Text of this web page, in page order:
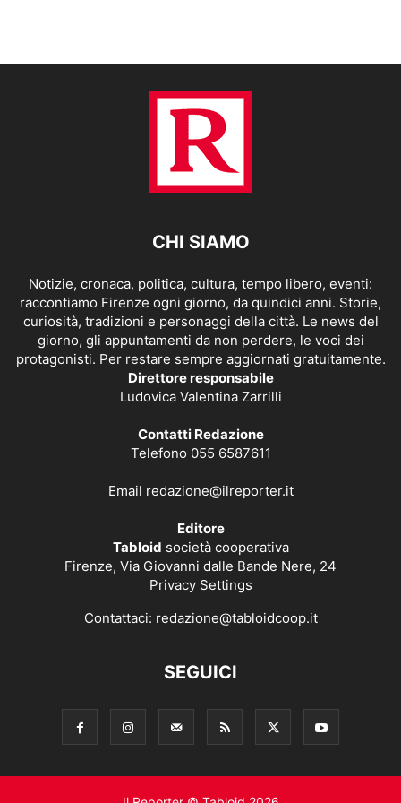
CHI SIAMO
Notizie, cronaca, politica, cultura, tempo libero, eventi:
raccontiamo Firenze ogni giorno, da quindici anni. Storie,
curiosità, tradizioni e personaggi della città. Le news del
giorno, gli appuntamenti da non perdere, le voci dei
protagonisti. Per restare sempre aggiornati gratuitamente.
Direttore responsabile
Ludovica Valentina Zarrilli
Contatti Redazione
Telefono 055 6587611
Email redazione@ilreporter.it
Editore
Tabloid società cooperativa
Firenze, Via Giovanni dalle Bande Nere, 24
Privacy Settings
Contattaci: redazione@tabloidcoop.it
SEGUICI